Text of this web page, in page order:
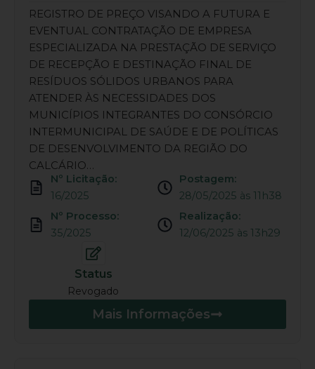
REGISTRO DE PREÇO VISANDO A FUTURA E
EVENTUAL CONTRATAÇÃO DE EMPRESA
ESPECIALIZADA NA PRESTAÇÃO DE SERVIÇO
DE RECEPÇÃO E DESTINAÇÃO FINAL DE
RESÍDUOS SÓLIDOS URBANOS PARA
ATENDER ÀS NECESSIDADES DOS
MUNICÍPIOS INTEGRANTES DO CONSÓRCIO
INTERMUNICIPAL DE SAÚDE E DE POLÍTICAS
DE DESENVOLVIMENTO DA REGIÃO DO
CALCÁRIO…
Nº Licitação:
16/2025
Nº Processo:
35/2025
Postagem:
28/05/2025 às 11h38
Realização:
12/06/2025 às 13h29
Status
Revogado
Mais Informações